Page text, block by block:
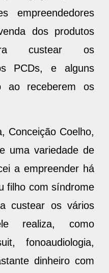
empreendedores
dos produtos
custear os
PCDs, e alguns
ao receberem os
Conceição Coelho,
uma variedade de
a empreender há
filho com síndrome
custear os vários
realiza, como
fonoaudiologia,
dinheiro com